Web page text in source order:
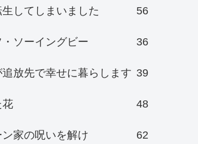
してしまいました 56
ソーイングビー 36
放先で幸せに暮らします 39
48
家の呪いを解け 62